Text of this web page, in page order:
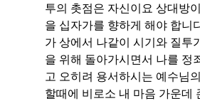
투의 촛점은 자신이요 상대방
을 십자가를 향하게 해야 합니
가 상에서 나같이 시기와 질투
을 위해 돌아가시면서 나를 정
고 오히려 용서하시는 예수님
할때에 비로소 내 마음 가운데